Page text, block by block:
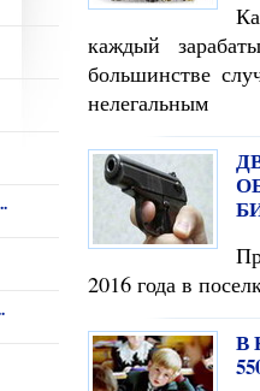
каждый
большинстве
нелегальным
2016 года в
В